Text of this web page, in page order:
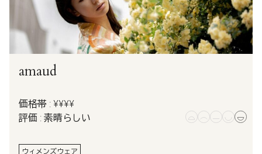
amaud
価格帯 : ¥¥¥¥
評価 : 素晴らしい
ウィメンズウェア